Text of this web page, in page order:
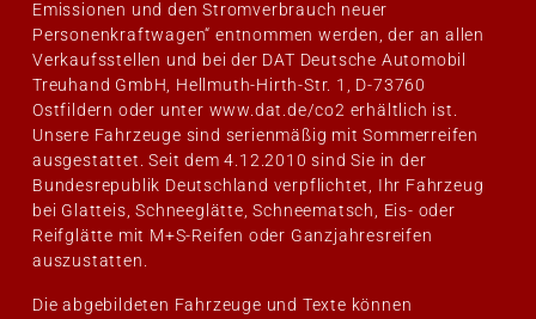
Emissionen und den Stromverbrauch neuer
Personenkraftwagen“ entnommen werden, der an allen
Verkaufsstellen und bei der DAT Deutsche Automobil
Treuhand GmbH, Hellmuth-Hirth-Str. 1, D-73760
Ostfildern oder unter www.dat.de/co2 erhältlich ist.
Unsere Fahrzeuge sind serienmäßig mit Sommerreifen
ausgestattet. Seit dem 4.12.2010 sind Sie in der
Bundesrepublik Deutschland verpflichtet, Ihr Fahrzeug
bei Glatteis, Schneeglätte, Schneematsch, Eis- oder
Reifglätte mit M+S-Reifen oder Ganzjahresreifen
auszustatten.
Die abgebildeten Fahrzeuge und Texte können